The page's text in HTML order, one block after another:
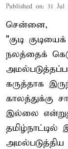
Published on: 31 Jul
சென்னை,
"குடி
நலத்தைக்
கருத்தாக
காலத்துக்கு
இல்லை
தமிழ்நாட்டில்